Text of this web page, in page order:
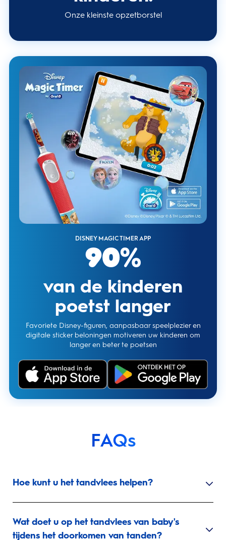
Onze kleinste opzetborstel
DISNEY MAGIC TIMER APP
90%
van de kinderen
poetst langer
Favoriete Disney-figuren, aanpasbaar speelplezier en
digitale sticker beloningen motiveren uw kinderen om
langer en beter te poetsen
FAQs
Hoe kunt u het tandvlees helpen?
Wat doet u op het tandvlees van baby's
tijdens het doorkomen van tanden?